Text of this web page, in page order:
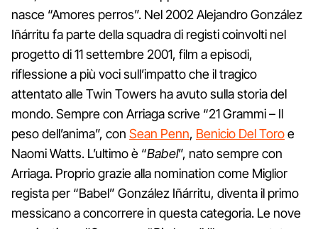
nasce “Amores perros”. Nel 2002 Alejandro González
Iñárritu fa parte della squadra di registi coinvolti nel
progetto di 11 settembre 2001, film a episodi,
riflessione a più voci sull’impatto che il tragico
attentato alle Twin Towers ha avuto sulla storia del
mondo. Sempre con Arriaga scrive “21 Grammi – Il
peso dell’anima”, con Sean Penn, Benicio Del Toroe
Naomi Watts. L’ultimo è “Babel”, nato sempre con
Arriaga. Proprio grazie alla nomination come Miglior
regista per “Babel” González Iñárritu, diventa il primo
messicano a concorrere in questa categoria. Le nove